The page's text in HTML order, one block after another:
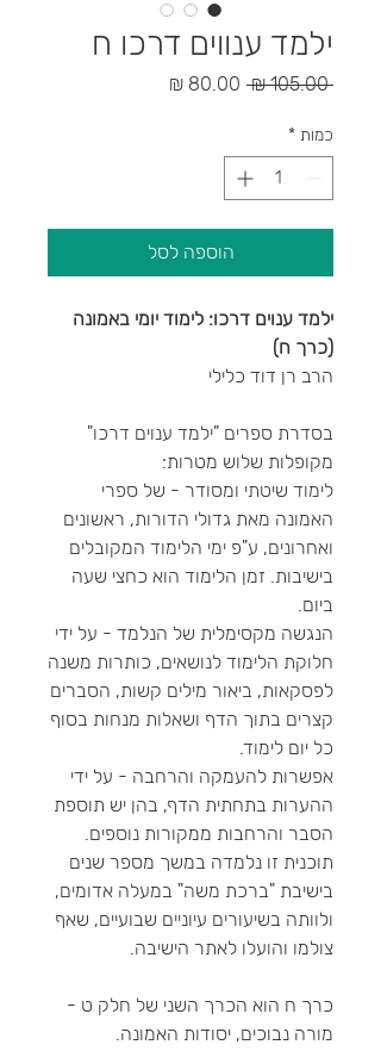
ילמד ענווים דרכו ח
‏105.00 ‏₪
מחיר
כמות *
הוספה לסל
ילמד ענוים דרכו: לימוד יומי באמונה
(כרך ח)
הרב רן דוד כלילי
בסדרת ספרים "ילמד ענוים דרכו"
מקופלות שלוש מטרות:
לימוד שיטתי ומסודר - של ספרי
האמונה מאת גדולי הדורות, ראשונים
ואחרונים, ע"פ ימי הלימוד המקובלים
בישיבות. זמן הלימוד הוא כחצי שעה
ביום.
הנגשה מקסימלית של הנלמד - על ידי
חלוקת הלימוד לנושאים, כותרות משנה
לפסקאות, ביאור מילים קשות, הסברים
קצרים בתוך הדף ושאלות מנחות בסוף
כל יום לימוד.
אפשרות להעמקה והרחבה - על ידי
ההערות בתחתית הדף, בהן יש תוספת
הסבר והרחבות ממקורות נוספים.
תוכנית זו נלמדה במשך מספר שנים
בישיבת "ברכת משה" במעלה אדומים,
ולוותה בשיעורים עיוניים שבועיים, שאף
צולמו והועלו לאתר הישיבה.
כרך ח הוא הכרך השני של חלק ט -
מורה נבוכים, יסודות האמונה.